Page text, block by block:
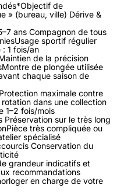
de
» (bureau, ville) Dérive &
ans Compagnon de tous
sportif régulier
1 fois/an
de la précision
de plongée utilisée
chaque saison de
maximale contre
dans une collection
1–2 fois/mois
Préservation sur le très long
très compliquée ou
spécialisé
Conservation du
grandeur indicatifs et
recommandations
en charge de votre